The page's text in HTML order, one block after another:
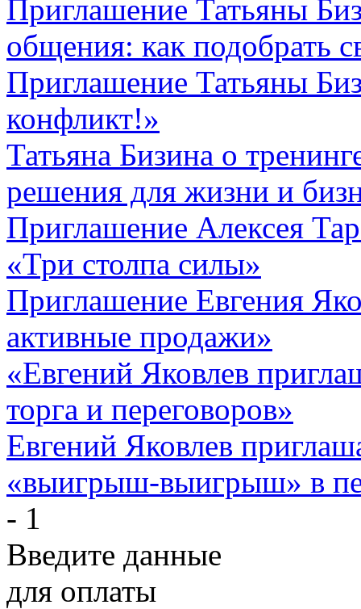
Приглашение Татьяны
общения: как подобрать
Приглашение Татьяны
конфликт!»
Татьяна Бизина о
решения для жизни и
Приглашение Алексея
«Три столпа силы»
Приглашение Евгения
активные продажи»
«Евгений Яковлев
торга и переговоров»
Евгений Яковлев
«выигрыш-выигрыш» в
- 1
Введите данные
для оплаты